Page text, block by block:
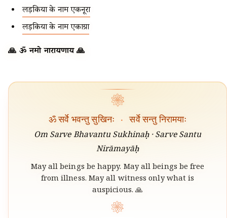
लड़कियों के नाम एकनूरा
लड़कियों के नाम एकाग्रा
🙏 ॐ नमो नारायणाय 🙏
❀
ॐ सर्वे भवन्तु सुखिनः · सर्वे सन्तु निरामयाः
Om Sarve Bhavantu Sukhinaḥ · Sarve Santu
Nirāmayāḥ
May all beings be happy. May all beings be free
from illness. May all witness only what is
auspicious. 🙏
❀